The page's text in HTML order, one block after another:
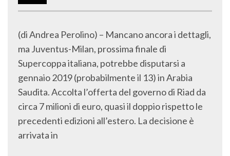
(di Andrea Perolino) – Mancano ancora i dettagli,
ma Juventus-Milan, prossima finale di
Supercoppa italiana, potrebbe disputarsi a
gennaio 2019 (probabilmente il 13) in Arabia
Saudita. Accolta l’offerta del governo di Riad da
circa 7 milioni di euro, quasi il doppio rispetto le
precedenti edizioni all’estero. La decisione è
arrivata in